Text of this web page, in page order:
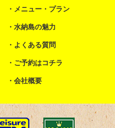
メニュー・プラン
水納島の魅力
よくある質問
ご予約はコチラ
会社概要